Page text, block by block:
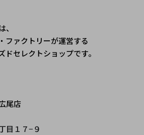
ファクトリーが運営する
ドセレクトショップです。
尾店
目１７−９